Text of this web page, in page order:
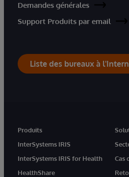
Demandes générales
Support Produits par email
Liste des bureaux à
Produits
InterSystems IRIS
InterSystems IRIS for Health
HealthShare
Cas